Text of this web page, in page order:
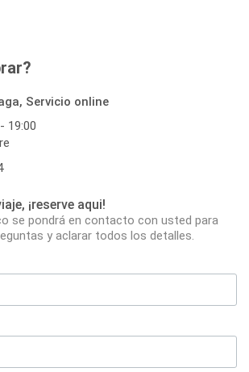
Servicio online
19:00
¡reserve aqui!
se pondrá en contacto con usted para
y aclarar todos los detalles.